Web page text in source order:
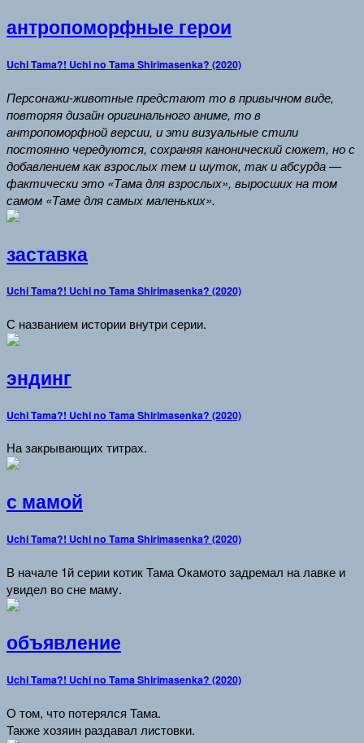
антропоморфные герои
Uchi Tama?! Uchi no Tama Shirimasenka? (2020)
Персонажи-животные предстают то в привычном виде,
повторяя дизайн оригинального аниме, то в
антропоморфной версии, и эти визуальные стили
постоянно чередуются, сохраняя канонический сюжет, но с
добавлением как взрослых тем и шуток, так и абсурда —
фактически это «Тама для взрослых», выросших на том
самом «Таме для самых маленьких».
заставка
Uchi Tama?! Uchi no Tama Shirimasenka? (2020)
С названием истории внутри серии.
эндинг
Uchi Tama?! Uchi no Tama Shirimasenka? (2020)
На закрывающих титрах.
с мамой
Uchi Tama?! Uchi no Tama Shirimasenka? (2020)
В начале 1й серии котик Тама Окамото задремал на лавке и
увидел во сне маму.
объявление
Uchi Tama?! Uchi no Tama Shirimasenka? (2020)
О том, что потерялся Тама.
Также хозяин раздавал листовки.